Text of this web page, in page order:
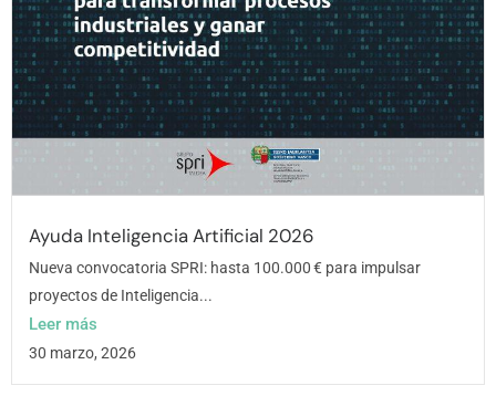
Ayuda Inteligencia Artificial 2026
Nueva convocatoria SPRI: hasta 100.000 € para impulsar
proyectos de Inteligencia...
Leer más
30 marzo, 2026